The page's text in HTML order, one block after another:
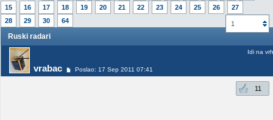
15
16 17 18 19 20 21 22 23 24 25 26
27
28
29 30 64 1
Ruski radari
vrabac Poslao: 17 Sep 2011 07:41
Idi na vrh
11